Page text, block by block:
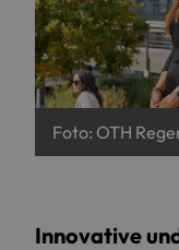
Foto: OTH
Innovative